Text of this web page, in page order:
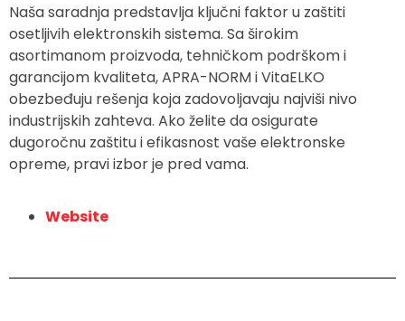
Naša saradnja predstavlja ključni faktor u zaštiti
osetljivih elektronskih sistema. Sa širokim
asortimanom proizvoda, tehničkom podrškom i
garancijom kvaliteta, APRA-NORM i VitaELKO
obezbeđuju rešenja koja zadovoljavaju najviši nivo
industrijskih zahteva. Ako želite da osigurate
dugoročnu zaštitu i efikasnost vaše elektronske
opreme, pravi izbor je pred vama.
Website